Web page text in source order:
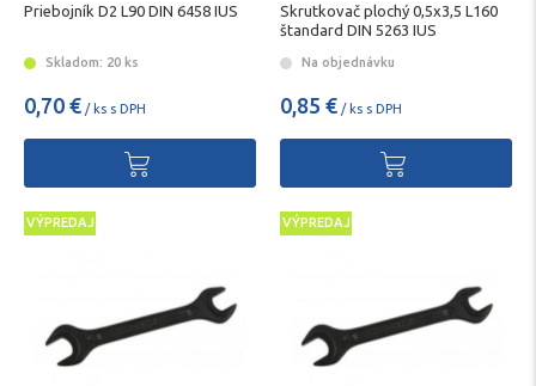
Priebojník D2 L90 DIN 6458 IUS
Skladom: 20 ks
0,70 € / ks s DPH
Skrutkovač plochý 0,5x3,5 L160
štandard DIN 5263 IUS
Na objednávku
0,85 € / ks s DPH
VÝPREDAJ VÝPREDAJ